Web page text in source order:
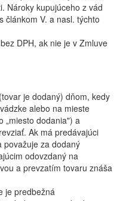
Nároky kupujúceho z vád
článkom V. a nasl. týchto
DPH, ak nie je v Zmluve
je dodaný) dňom, kedy
alebo na mieste
„miesto dodania") a
Ak má predávajúci
považuje za dodaný
odovzdaný na
a prevzatím tovaru znáša
je predbežná